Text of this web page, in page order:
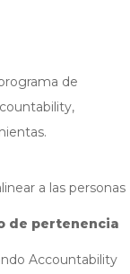
de
a las personas
de pertenencia
Accountability